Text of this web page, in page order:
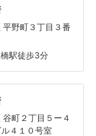
野町３丁目３番
駅徒歩3分
町２丁目５ー４
４１０号室